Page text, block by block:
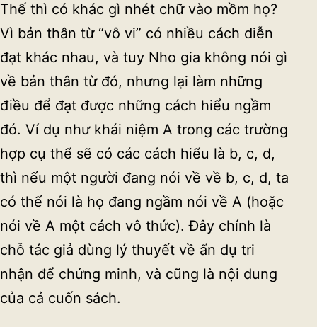
Thế thì có khác gì nhét chữ vào mồm họ?
Vì bản thân từ “vô vi” có nhiều cách diễn
đạt khác nhau, và tuy Nho gia không nói gì
về bản thân từ đó, nhưng lại làm những
điều để đạt được những cách hiểu ngầm
đó. Ví dụ như khái niệm A trong các trường
hợp cụ thể sẽ có các cách hiểu là b, c, d,
thì nếu một người đang nói về về b, c, d, ta
có thể nói là họ đang ngầm nói về A (hoặc
nói về A một cách vô thức). Đây chính là
chỗ tác giả dùng lý thuyết về ẩn dụ tri
nhận để chứng minh, và cũng là nội dung
của cả cuốn sách.